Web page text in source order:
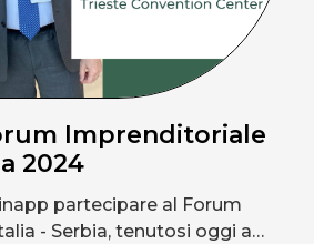
Imprenditoriale
2024
partecipare al Forum
- Serbia, tenutosi oggi a…